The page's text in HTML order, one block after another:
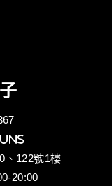
、122號1樓
20:00